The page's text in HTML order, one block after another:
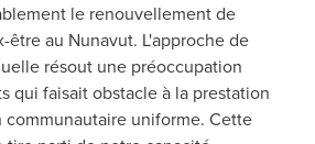
le renouvellement de
être au Nunavut. L'approche de
résout une préoccupation
qui faisait obstacle à la prestation
uniforme. Cette